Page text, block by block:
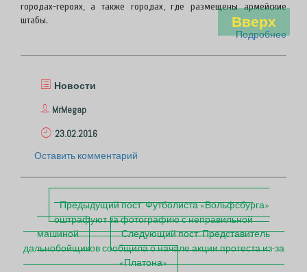
Вверх
городах-героях, а также городах, где размещены армейские
штабы.
Подробнее
Новости
MrMegap
23.02.2016
Оставить комментарий
П
о
с
т
Предыдущий пост:Футболиста «Вольфсбурга»
оштрафуют за фотографию с неправильной
машиной
Следующий пост:Представитель
дальнобойщиков сообщила о начале акции протеста из-за
«Платона»